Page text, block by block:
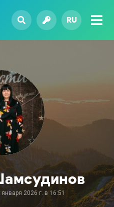
RU
2026 г. в 16:51